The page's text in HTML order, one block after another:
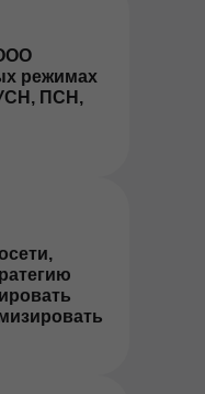
режимах
ПСН,